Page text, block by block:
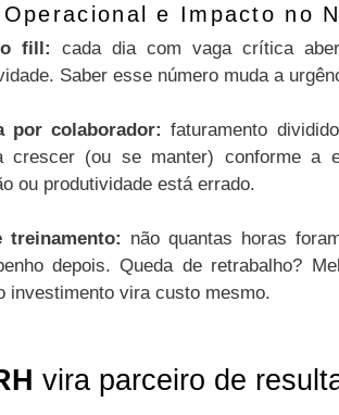
e Impacto no
fill: cada dia com vaga crítica
Saber esse número muda a
por colaborador: faturamento
crescer (ou se manter) conforme a
ou produtividade está errado.
treinamento: não quantas horas
depois. Queda de retrabalho?
investimento vira custo mesmo.
vira parceiro de